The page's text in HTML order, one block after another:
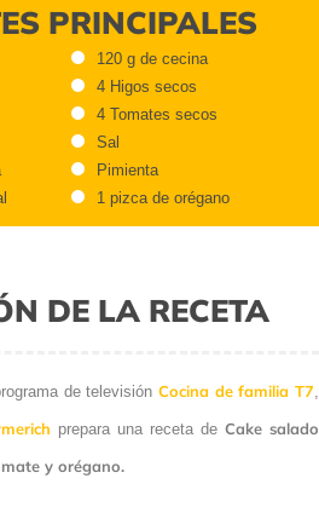
PRINCIPALES
120 g de cecina
4 Higos secos
4 Tomates secos
Sal
Pimienta
1 pizca de orégano
DE LA RECETA
de televisiónCocina de familia T7
prepara una receta de Cake salado
y orégano.